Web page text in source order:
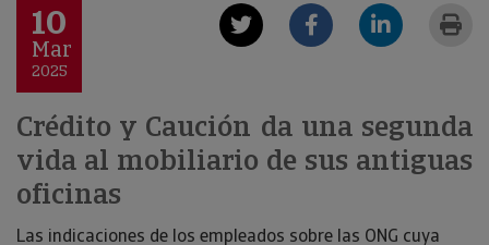
10
Mar
2025
Crédito y Caución da una segunda
vida al mobiliario de sus antiguas
oficinas
Las indicaciones de los empleados sobre las ONG cuya